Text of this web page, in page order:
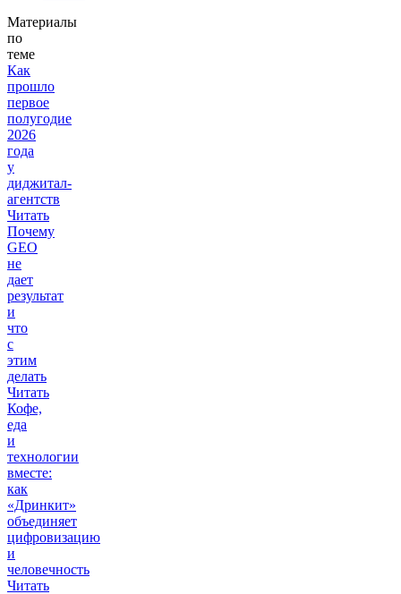
Материалы
по
теме
Как
прошло
первое
полугодие
2026
года
у
диджитал-
агентств
Читать
Почему
GEO
не
дает
результат
и
что
с
этим
делать
Читать
Кофе,
еда
и
технологии
вместе:
как
«Дринкит»
объединяет
цифровизацию
и
человечность
Читать